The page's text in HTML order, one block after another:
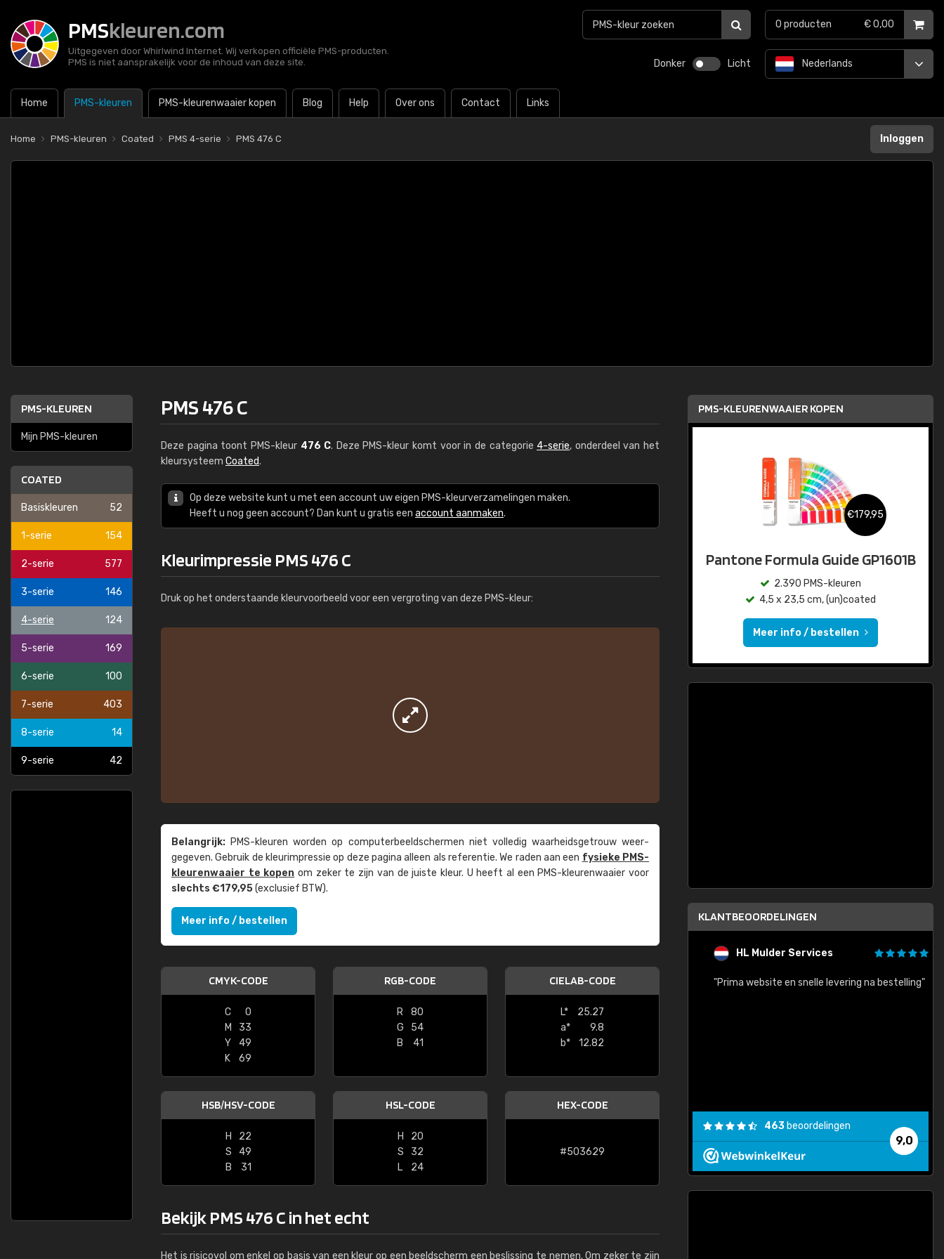
PMSkleuren.com
Uitgegeven door Whirlwind Internet. Wij verkopen officiële PMS-producten.
PMS is niet aansprakelijk voor de inhoud van deze site.
Donker Licht
Home PMS-kleuren PMS-kleurenwaaier kopen Blog Help Over ons Contact Links
Nederlands
0 producten € 0,00
Home PMS-kleuren Coated PMS 4-serie PMS 476 C Inloggen
PMS-KLEUREN
Mijn PMS-kleuren
COATED
Basiskleuren 52
1-serie 154
2-serie 577
3-serie 146
4-serie 124
5-serie 169
6-serie 100
7-serie 403
8-serie 14
9-serie 42
PMS 476 C
Deze pagina toont PMS-kleur 476 C. Deze PMS-kleur komt voor in de categorie 4-serie, onderdeel van het
kleursysteem Coated.
Op deze website kunt u met een account uw eigen PMS-kleurverzamelingen maken.
Heeft u nog geen account? Dan kunt u gratis een account aanmaken.
Kleurimpressie PMS 476 C
Druk op het onderstaande kleurvoorbeeld voor een vergroting van deze PMS-kleur:
Belangrijk: PMS-kleuren worden op computer­beeld­schermen niet volledig waarheids­­getrouw weer­
gegeven. Gebruik de kleur­impressie op deze pagina alleen als referentie. We raden aan een fysieke PMS-
kleuren­waaier te kopen om zeker te zijn van de juiste kleur. U heeft al een PMS-kleuren­waaier voor
slechts €179,95(exclusief BTW).
Meer info / bestellen
CMYK-CODE
C
0
M
33
Y
49
K
69
RGB-CODE
R
80
G
54
B
41
CIELAB-CODE
L*
25.27
a*
9.8
b*
12.82
HSB/HSV-CODE
H
22
S
49
B
31
HSL-CODE
H
20
S
32
L
24
HEX-CODE
#503629
Bekijk PMS 476 C in het echt
Het is risicovol om enkel op basis van een kleur op een beeldscherm een beslissing te nemen. Om zeker te zijn
PMS-KLEURENWAAIER KOPEN
€179,95
Pantone Formula Guide GP1601B
2.390 PMS-kleuren
4,5 x 23,5 cm, (un)coated
Meer info / bestellen
KLANTBEOORDELINGEN
"Super snelle service en zeer betaalbaar!"
HL Mulder Services
"Prima website en snelle levering na bestelling"
9,0
463 beoordelingen